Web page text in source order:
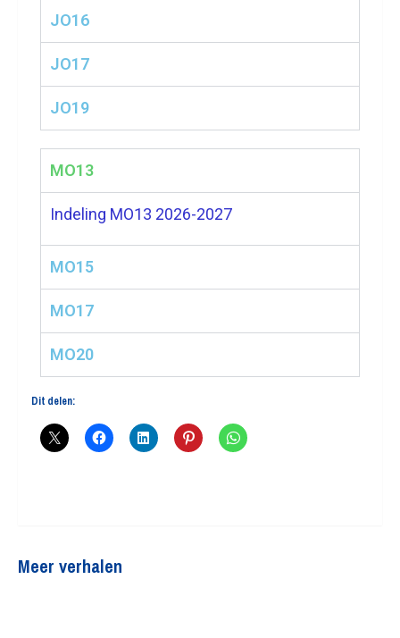
JO16
JO17
JO19
MO13
Indeling MO13 2026-2027
MO15
MO17
MO20
Dit delen:
Meer verhalen